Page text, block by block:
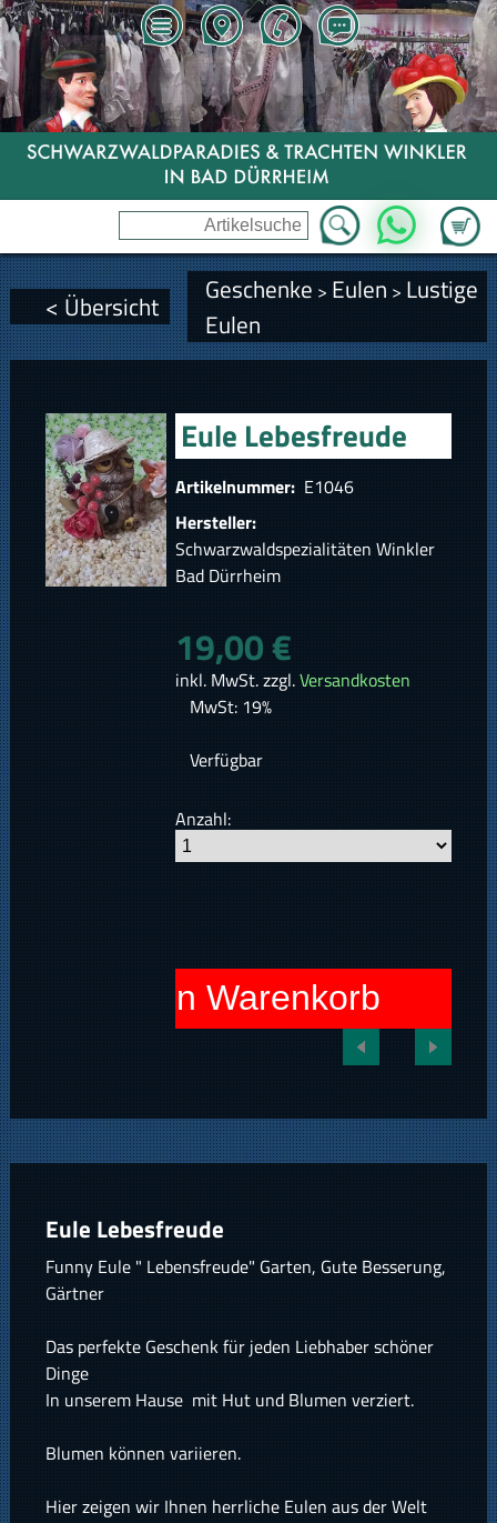
Zum
WhatsApp
< Übersicht Geschenke > Eulen > Lustige
Eulen
Eule Lebesfreude
Artikelnummer: E1046
Hersteller:
Schwarzwaldspezialitäten Winkler
Bad Dürrheim
19,00 €
inkl. MwSt. zzgl.Versandkosten
MwSt: 19%
Verfügbar
Anzahl:
In den Warenkorb
Eule Lebesfreude
Funny Eule " Lebensfreude" Garten, Gute Besserung,
Gärtner
Das perfekte Geschenk für jeden Liebhaber schöner
Dinge
In unserem Hause mit Hut und Blumen verziert.
Blumen können variieren.
Hier zeigen wir Ihnen herrliche Eulen aus der Welt